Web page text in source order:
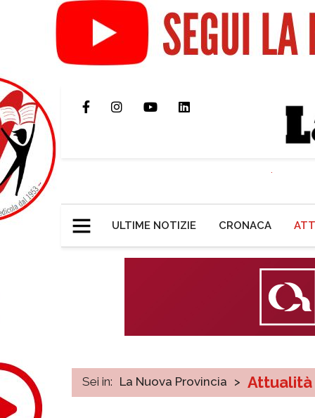
ULTIME NOTIZIE CRONACA
Sei in: La Nuova Provincia > Attualità